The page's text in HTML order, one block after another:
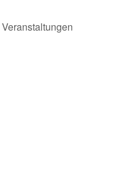
Veranstaltungen